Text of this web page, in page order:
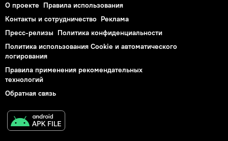
О проекте Правила использования
Контакты и сотрудничество Реклама
Пресс-релизы Политика конфиденциальности
Политика использования Cookie и автоматического
логирования
Правила применения рекомендательных
технологий
Обратная связь